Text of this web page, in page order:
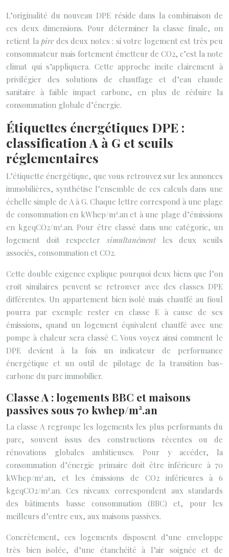
L’originalité du nouveau DPE réside dans la combinaison de
ces deux dimensions. Pour déterminer la classe finale, on
retient la pire des deux notes : si votre logement est très peu
consommateur mais fortement émetteur de CO2, c’est la note
climat qui s’appliquera. Cette approche incite clairement à
privilégier des solutions de chauffage et d’eau chaude
sanitaire à faible impact carbone, en plus de réduire la
consommation globale d’énergie.
Étiquettes énergétiques DPE :
classification A à G et seuils
réglementaires
L’étiquette énergétique, que vous retrouvez sur les annonces
immobilières, synthétise l’ensemble de ces calculs dans une
échelle simple de A à G. Chaque lettre correspond à une plage
de consommation en kWhep/m².an et à une plage d’émissions
en kgeqCO2/m².an. Pour être classé dans une catégorie, un
logement doit respecter simultanément les deux seuils
associés, consommation et CO2.
Cette double exigence explique pourquoi deux biens que l’on
croit similaires peuvent se retrouver avec des classes DPE
différentes. Un appartement bien isolé mais chauffé au fioul
pourra par exemple rester en classe E à cause de ses
émissions, quand un logement équivalent chauffé avec une
pompe à chaleur sera classé C. Vous voyez ainsi comment le
DPE devient à la fois un indicateur de performance
énergétique et un outil de pilotage de la transition bas-
carbone du parc immobilier.
Classe A : logements BBC et maisons
passives sous 70 kwhep/m².an
La classe A regroupe les logements les plus performants du
parc, souvent issus des constructions récentes ou de
rénovations globales ambitieuses. Pour y accéder, la
consommation d’énergie primaire doit être inférieure à 70
kWhep/m².an, et les émissions de CO2 inférieures à 6
kgeqCO2/m².an. Ces niveaux correspondent aux standards
des bâtiments basse consommation (BBC) et, pour les
meilleurs d’entre eux, aux maisons passives.
Concrètement, ces logements disposent d’une enveloppe
très bien isolée, d’une étanchéité à l’air soignée et de